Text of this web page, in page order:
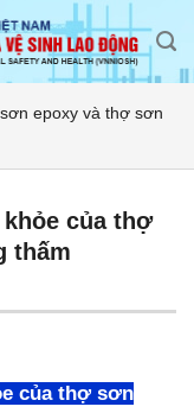
epoxy và thợ sơn
của thợ
thấm
của thợ sơn